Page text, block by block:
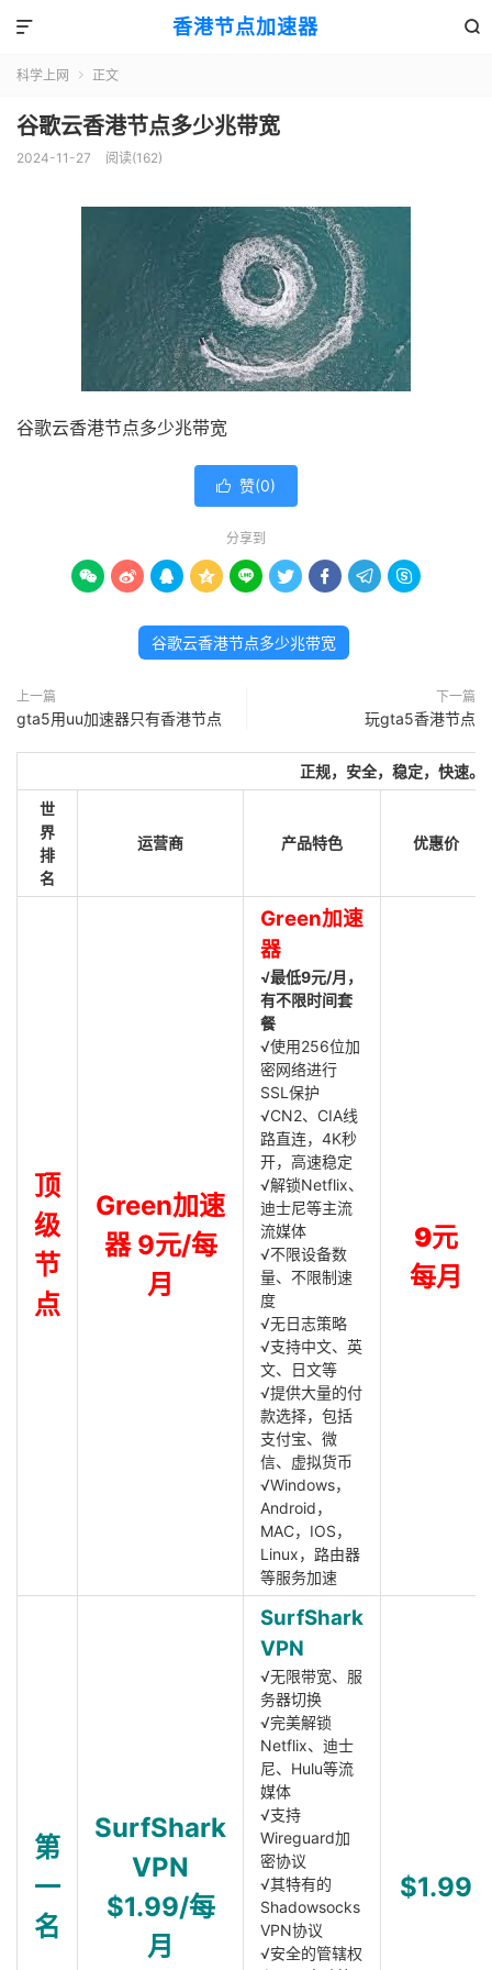
香港节点加速器 

科学上网  正文
谷歌云香港节点多少兆带宽
2024-11-27 阅读(162)
谷歌云香港节点多少兆带宽
 赞(0)
分享到
        
谷歌云香港节点多少兆带宽
上一篇
gta5用uu加速器只有香港节点
下一篇
玩gta5香港节点
正规，安全，稳定，快速。
世
界
排
名
运营商 产品特色 优惠价
顶
级
节
点
Green加速
器 9元/每
月
Green加速
器
√最低9元/月，
有不限时间套
餐
√使用256位加
密网络进行
SSL保护
√CN2、CIA线
路直连，4K秒
开，高速稳定
√解锁Netflix、
迪士尼等主流
流媒体
√不限设备数
量、不限制速
度
√无日志策略
√支持中文、英
文、日文等
√提供大量的付
款选择，包括
支付宝、微
信、虚拟货币
√Windows，
Android，
MAC，IOS，
Linux，路由器
等服务加速
9元
每月
第
一
名
SurfShark
VPN
$1.99/每
月
SurfShark
VPN
√无限带宽、服
务器切换
√完美解锁
Netflix、迪士
尼、Hulu等流
媒体
√支持
Wireguard加
密协议
√其特有的
Shadowsocks
VPN协议
√安全的管辖权
$1.99